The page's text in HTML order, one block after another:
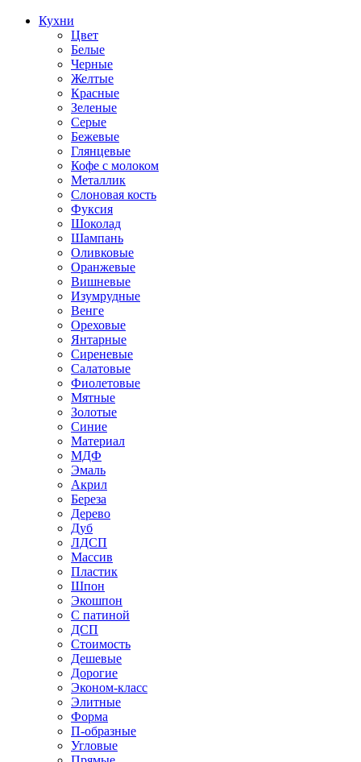
Кухни
Цвет
Белые
Черные
Желтые
Красные
Зеленые
Серые
Бежевые
Глянцевые
Кофе с молоком
Металлик
Слоновая кость
Фуксия
Шоколад
Шампань
Оливковые
Оранжевые
Вишневые
Изумрудные
Венге
Ореховые
Янтарные
Сиреневые
Салатовые
Фиолетовые
Мятные
Золотые
Синие
Материал
МДФ
Эмаль
Акрил
Береза
Дерево
Дуб
ЛДСП
Массив
Пластик
Шпон
Экошпон
С патиной
ДСП
Стоимость
Дешевые
Дорогие
Эконом-класс
Элитные
Форма
П-образные
Угловые